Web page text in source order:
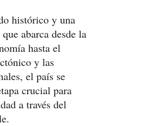
histórico y una
abarca desde la
hasta el
y las
el país se
crucial para
a través del